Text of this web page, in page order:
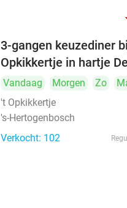
3-gangen keuzediner
Opkikkertje in hartje
Vandaag Morgen Zo
't Opkikkertje
's-Hertogenbosch
Verkocht: 102